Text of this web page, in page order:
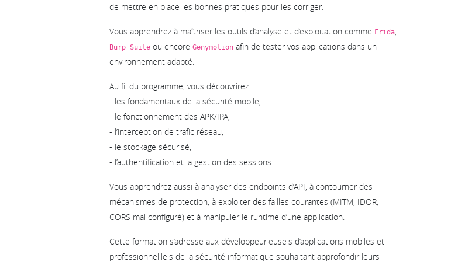
de mettre en place les bonnes pratiques pour les corriger.
Vous apprendrez à maîtriser les outils d’analyse et d’exploitation comme Frida
Burp Suite ou encore Genymotion afin de tester vos applications dans un
environnement adapté.
Au fil du programme, vous découvrirez
- les fondamentaux de la sécurité mobile,
- le fonctionnement des APK/IPA,
- l’interception de trafic réseau,
- le stockage sécurisé,
- l’authentification et la gestion des sessions.
Vous apprendrez aussi à analyser des endpoints d’API, à contourner des
mécanismes de protection, à exploiter des failles courantes (MITM, IDOR,
CORS mal configuré) et à manipuler le runtime d’une application.
Cette formation s’adresse aux développeur·euse·s d’applications mobiles et
professionnel·le·s de la sécurité informatique souhaitant approfondir leurs